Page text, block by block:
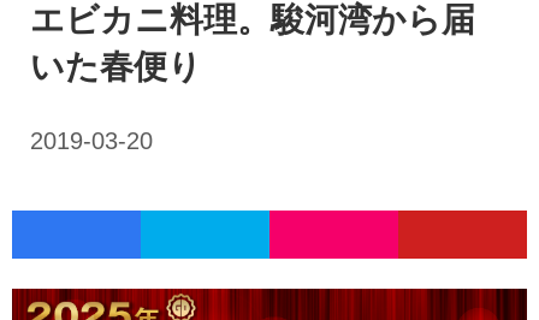
エビカニ料理。駿河湾から届
いた春便り